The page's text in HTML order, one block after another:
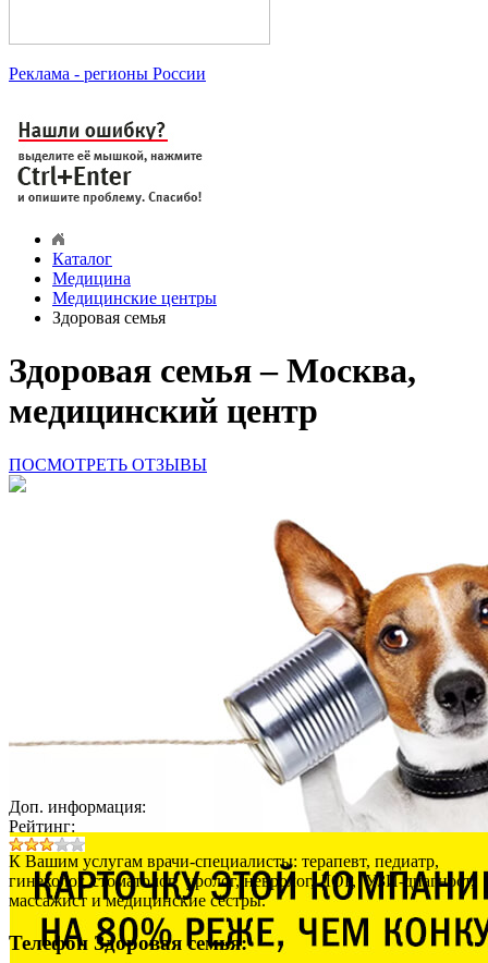
Реклама - регионы России
Каталог
Медицина
Медицинские центры
Здоровая семья
Здоровая семья – Москва,
медицинский центр
ПОСМОТРЕТЬ ОТЗЫВЫ
Доп. информация:
Рейтинг:
К Вашим услугам врачи-специалисты: терапевт, педиатр,
гинеколог, стоматолог, уролог, невролог, ЛОР, УЗИ-диагност,
массажист и медицинские сёстры.
Телефон Здоровая семья: